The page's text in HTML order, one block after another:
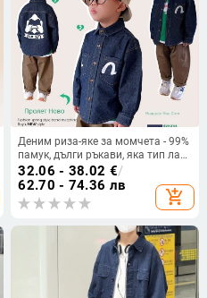
Деним риза-яке за момчета - 99%
памук, дълги ръкави, яка тип лац,
еднотонен модел, пролет и есен
32.06 - 38.02 €/
62.70 - 74.36 лв
add_shopping_cart